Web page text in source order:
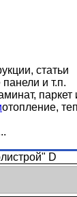
статьи
и т.п.
паркет
отопление,
D